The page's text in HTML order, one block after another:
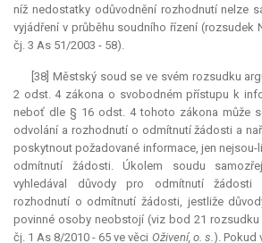
níž nedostatky odůvodnění rozhodnutí nelze
vyjádření v průběhu soudního řízení (rozsudek
čj. 3 As 51/2003 - 58).
[38] Městský soud se ve svém rozsudku
2 odst. 4 zákona o svobodném přístupu k
neboť dle § 16 odst. 4 tohoto zákona může
odvolání a rozhodnutí o odmítnutí žádosti a
poskytnout požadované informace, jen nejsou-
odmítnutí žádosti. Úkolem soudu
vyhledával důvody pro odmítnutí žádosti
rozhodnutí o odmítnutí žádosti, jestliže
povinné osoby neobstojí (viz bod 21 rozsudku
čj. 1 As 8/2010 - 65 ve věci Oživení, o. s.). Pokud